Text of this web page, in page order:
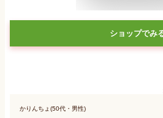
ショップでみ
かりんちょ(50代・男性)